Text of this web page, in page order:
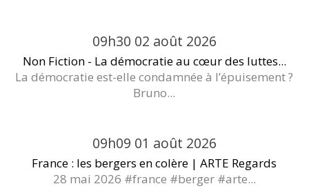
09h30 02 août 2026
Non Fiction - La démocratie au cœur des luttes...
La démocratie est-elle condamnée à l’épuisement ?
Bruno...
09h09 01 août 2026
France : les bergers en colère | ARTE Regards
28 mai 2026 #france #berger #arte...